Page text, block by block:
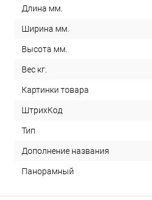
Длина мм.
Ширина мм.
Высота мм.
Вес кг.
Картинки товара
ШтрихКод
Тип
Дополнение названия
Панорамный